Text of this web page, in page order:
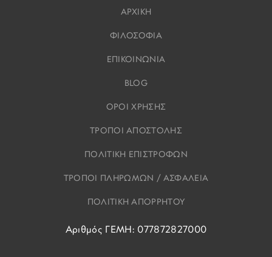
ΑΡΧΙΚΗ
ΦΙΛΟΣΟΦΙΑ
ΕΠΙΚΟΙΝΩΝΙΑ
BLOG
ΟΡΟΙ ΧΡΗΣΗΣ
ΤΡΟΠΟΙ ΑΠΟΣΤΟΛΗΣ
ΠΟΛΙΤΙΚΗ ΕΠΙΣΤΡΟΦΩΝ
ΤΡΟΠΟΙ ΠΛΗΡΩΜΩΝ / ΑΣΦΑΛΕΙΑ
ΠΟΛΙΤΙΚΗ ΑΠΟΡΡΗΤΟΥ
Αριθμός ΓΕΜΗ: 077872827000